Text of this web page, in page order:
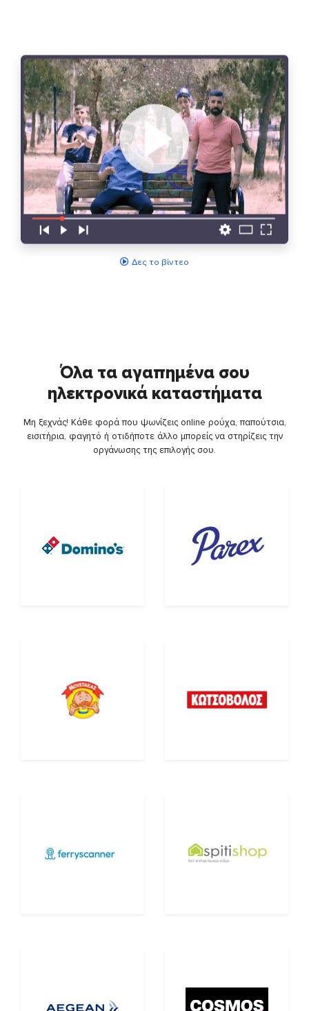
Δες το βίντεο
Όλα τα αγαπημένα σου
ηλεκτρονικά καταστήματα
Μη ξεχνάς! Κάθε φορά που ψωνίζεις online ρούχα, παπούτσια,
εισιτήρια, φαγητό ή οτιδήποτε άλλο μπορείς να στηρίζεις την
οργάνωσης της επιλογής σου.